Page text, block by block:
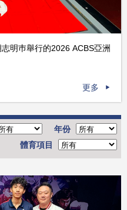
明巿舉行的2026 ACBS亞洲
更多
年份
體育項目